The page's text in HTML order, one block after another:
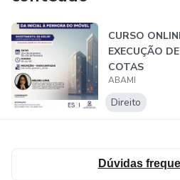
CURSO
EXECUÇÃO DE
COTAS
DA INICIAL À
ABAMI
Direito
Dúvidas